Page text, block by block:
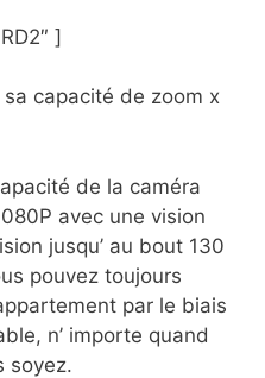
]
capacité de zoom x
de la caméra
avec une vision
jusqu’ au bout 130
pouvez toujours
par le biais
n’ importe quand
soyez.